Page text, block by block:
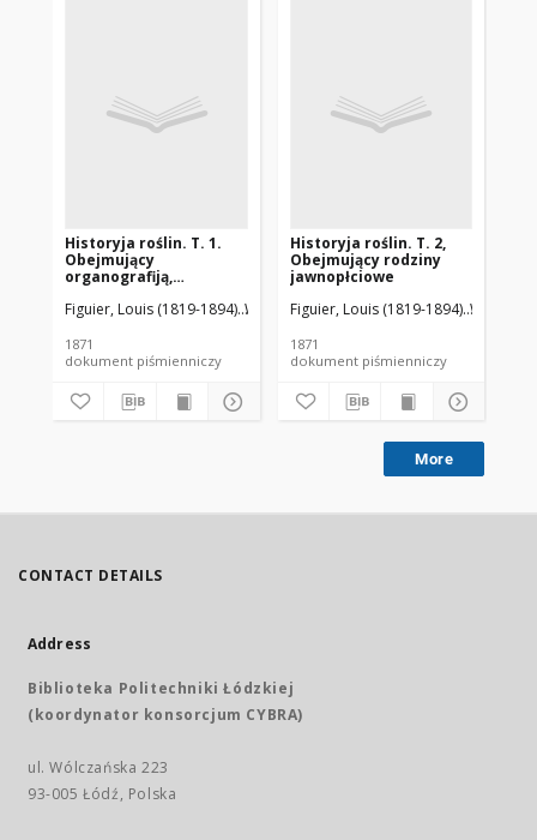
Historyja roślin. T. 1.
Obejmujący
organografiją,
klassyfikacyją roślin
Figuier, Louis (1819-1894) Waga, Jakub (1800-1872). Tł.
1871
dokument piśmienniczy
Historyja roślin. T. 2,
Obejmujący rodziny
jawnopłciowe
Figuier, Louis (1819-1894) Waga,
1871
dokument piśmienniczy
More
CONTACT DETAILS
Address
Biblioteka Politechniki Łódzkiej
(koordynator konsorcjum CYBRA)
ul. Wólczańska 223
93-005 Łódź, Polska